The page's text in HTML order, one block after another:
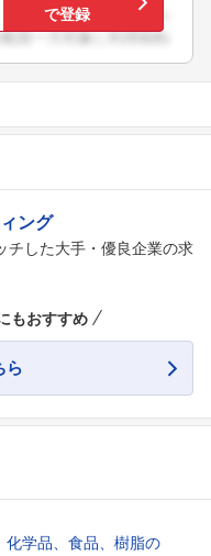
で登録
ング
チした大手・優良企業の求
もおすすめ
ら
化学品、食品、樹脂の